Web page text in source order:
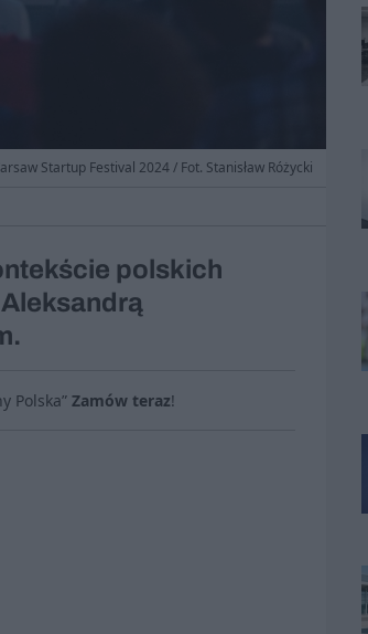
Startup Festival 2024 / Fot. Stanisław Różycki
polskich
Polska” Zamów teraz!